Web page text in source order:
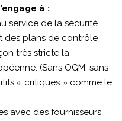
à :
service de la sécurité
des plans de contrôle
très stricte la
(Sans OGM, sans
« critiques » comme le
avec des fournisseurs